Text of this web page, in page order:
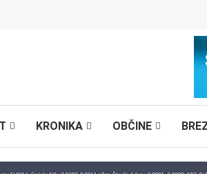
KRONIKA OBČINE